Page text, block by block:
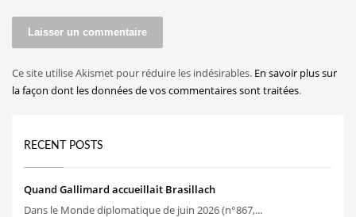
Ce site utilise Akismet pour réduire les indésirables. En savoir plus sur
la façon dont les données de vos commentaires sont traitées.
RECENT POSTS
Quand Gallimard accueillait Brasillach
Dans le Monde diplomatique de juin 2026 (n°867,...